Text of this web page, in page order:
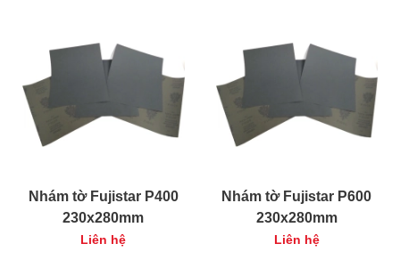
Nhám tờ Fujistar P400
230x280mm
Liên hệ
Nhám tờ Fujistar P600
230x280mm
Liên hệ